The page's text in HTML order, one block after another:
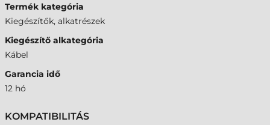
Termék kategória
Kiegészítők, alkatrészek
Kiegészítő alkategória
Kábel
Garancia idő
12 hó
KOMPATIBILITÁS